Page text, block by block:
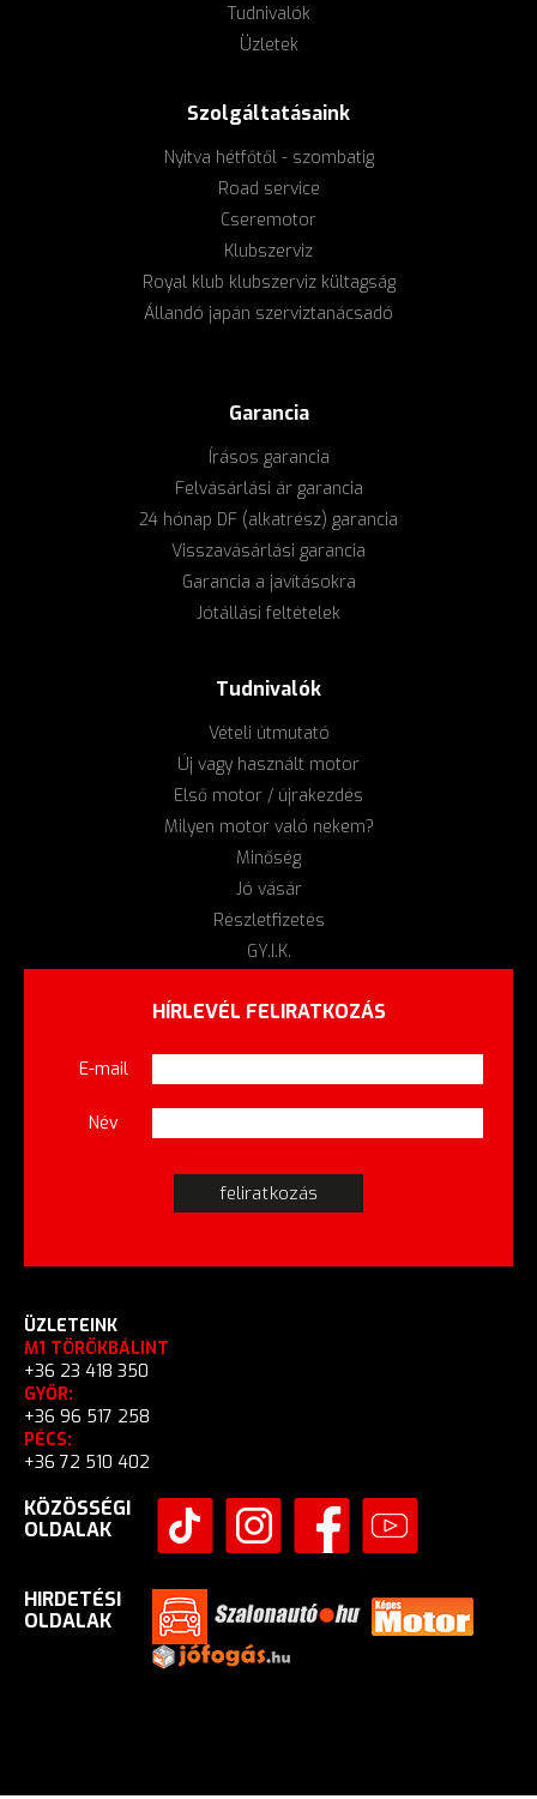
Tudnivalók
Üzletek
Szolgáltatásaink
Nyitva hétfőtől - szombatig
Road service
Cseremotor
Klubszerviz
Royal klub klubszerviz kültagság
Állandó japán szerviztanácsadó
Garancia
Írásos garancia
Felvásárlási ár garancia
24 hónap DF (alkatrész) garancia
Visszavásárlási garancia
Garancia a javításokra
Jótállási feltételek
Tudnivalók
Vételi útmutató
Új vagy használt motor
Első motor / újrakezdés
Milyen motor való nekem?
Minőség
Jó vásár
Részletfizetés
GY.I.K.
HÍRLEVÉL FELIRATKOZÁS
E-mail
Név
ÜZLETEINK
M1 TÖRÖKBÁLINT
+36 23 418 350
GYŐR:
+36 96 517 258
PÉCS:
+36 72 510 402
KÖZÖSSÉGI
OLDALAK
HIRDETÉSI
OLDALAK